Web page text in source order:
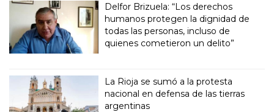
Delfor Brizuela: “Los derechos
humanos protegen la dignidad de
todas las personas, incluso de
quienes cometieron un delito”
La Rioja se sumó a la protesta
nacional en defensa de las tierras
argentinas